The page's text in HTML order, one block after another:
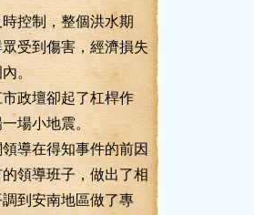
制，整個洪水期
受到傷害，經濟損失
。
壇卻起了杠桿作
場小地震。
在得知事件的前因
領導班子，做出了相
到安南地區做了專